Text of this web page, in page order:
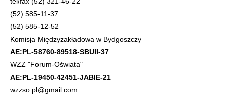
(52) 585-11-37
(52) 585-12-52
Komisja Międzyzakładowa w Bydgoszczy
AE:PL-58760-89518-SBUII-37
WZZ "Forum-Oświata"
AE:PL-19450-42451-JABIE-21
wzzso.pl@gmail.com